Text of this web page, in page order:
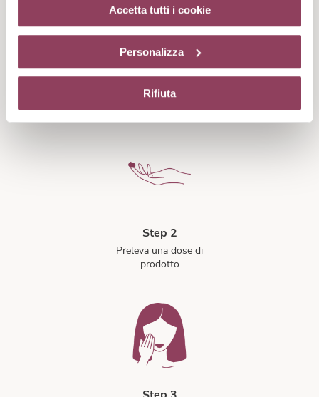
“Rifiuta”. Chiudendo questo banner tramite l’apposito
comando “X” continuerai la navigazione del sito in
diversi da quelli tecnici.
Accetta tutti i cookie
Personalizza
Rifiuta
Detergi bene il viso
Step 2
Preleva una dose di
prodotto